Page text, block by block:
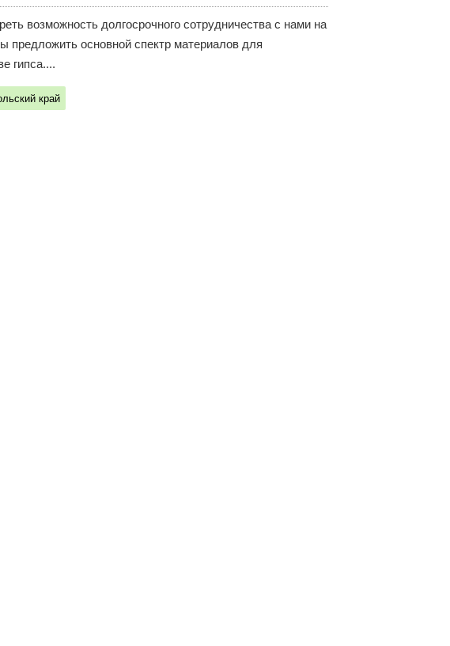
возможность долгосрочного сотрудничества с нами на
предложить основной спектр материалов для
гипса....
край